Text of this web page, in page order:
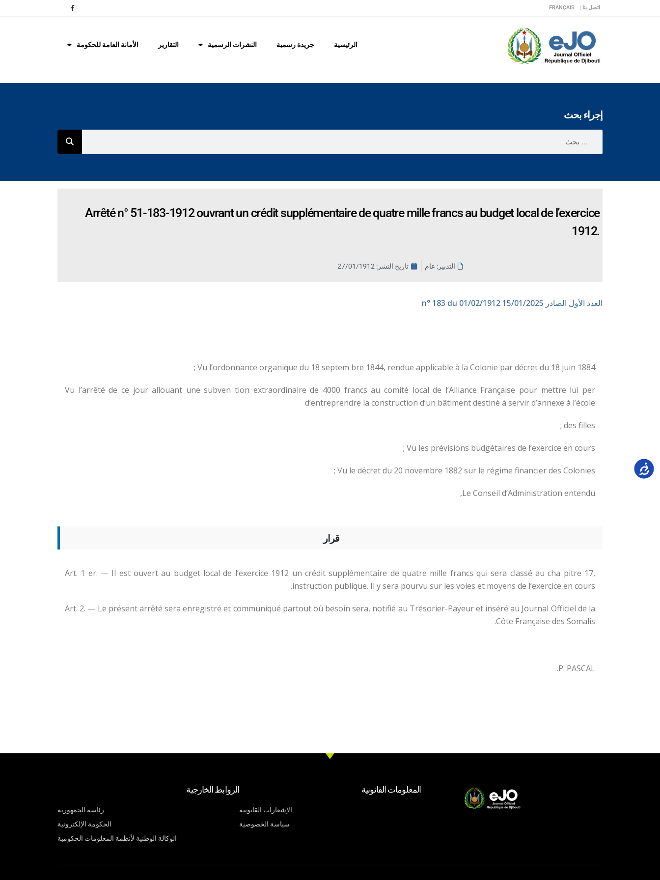
اتصل بنا | FRANÇAIS
الرئيسية جريدة رسمية النشرات الرسمية التقارير الأمانة العامة للحكومة
إجراء بحث
Arrêté n° 51-183-1912 ouvrant un crédit supplémentaire de quatre mille francs au budget local de l’exercice
1912.
التدبير: عام تاريخ النشر: 27/01/1912
العدد الأول الصادر 15/01/2025
Vu l’ordonnance organique du 18 septem bre 1844, rendue applicable à la Colonie par décret du 18 juin 1884 ;
Vu l’arrêté de ce jour allouant une subven tion extraordinaire de 4000 francs au comité local de l’Alliance Française pour mettre lui per
d’entreprendre la construction d’un bâtiment destiné à servir d’annexe à l’école
des filles ;
Vu les prévisions budgétaires de l’exercice en cours ;
Vu le décret du 20 novembre 1882 sur le régime financier des Colonies ;
Le Conseil d’Administration entendu,
قرار
Art. 1 er. — Il est ouvert au budget local de l’exercice 1912 un crédit supplémentaire de quatre mille francs qui sera classé au cha pitre 17,
instruction publique. Il y sera pourvu sur les voies et moyens de l’exercice en cours.
Art. 2. — Le présent arrêté sera enregistré et communiqué partout où besoin sera, notifié au Trésorier-Payeur et inséré au Journal Officiel de la
Côte Française des Somalis.
P. PASCAL.
المعلومات القانونية
الإشعارات القانونية
سياسة الخصوصية
الروابط الخارجية
رئاسة الجمهورية
الحكومة الإلكترونية
الوكالة الوطنية لأنظمة المعلومات الحكومية